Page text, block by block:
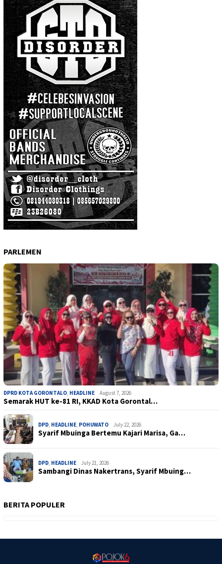
PARLEMEN
DPRD KOTA GORONTALO, HEADLINE August 7, 2026
Semarak HUT ke-81 RI, KKAD Kota Gorontal…
DPD, HEADLINE, POHUWATO July 22, 2026
Syarif Mbuinga Bertemu Kajari Marisa, Ga…
DPD, HEADLINE July 21, 2026
Sambangi Dinas Nakertrans, Syarif Mbuing…
BERITA POPULER